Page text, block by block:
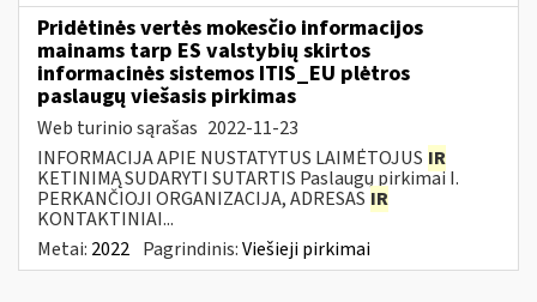
Pridėtinės vertės mokesčio informacijos
mainams tarp ES valstybių skirtos
informacinės sistemos ITIS_EU plėtros
paslaugų viešasis pirkimas
Web turinio sąrašas 2022-11-23
INFORMACIJA APIE NUSTATYTUS LAIMĖTOJUS IR
KETINIMĄ SUDARYTI SUTARTIS Paslaugų pirkimai I.
PERKANČIOJI ORGANIZACIJA, ADRESAS IR
KONTAKTINIAI...
Metai: 2022 Pagrindinis:Viešieji pirkimai